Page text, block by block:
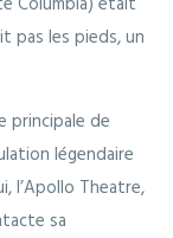
pas les pieds, un
principale de
légendaire
l’Apollo Theatre,
sa